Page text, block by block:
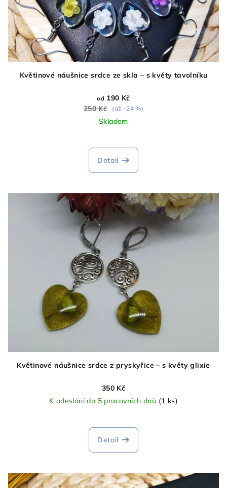
Květinové náušnice srdce ze skla – s květy tavolníku
od 190 Kč
250 Kč
(až –24 %)
Skladem
hodnocení
produktu
5
hvězdiček.
Detail
Květinové náušnice srdce z pryskyřice – s květy glixie
350 Kč
K odeslání do 5 pracovních dnů (1 ks)
Detail